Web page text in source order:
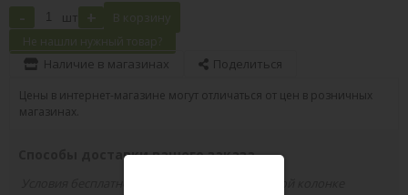
- шт + В корзину
Не нашли нужный товар?
Наличие в магазинах Поделиться
Цены в интернет-магазине могут отличаться от цен в розничных
магазинах.
Способы доставки вашего заказа